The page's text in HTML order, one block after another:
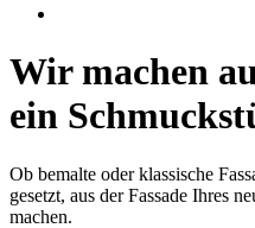
Wir machen
ein
Ob bemalte oder klassische
gesetzt, aus der Fassade Ihres
machen.